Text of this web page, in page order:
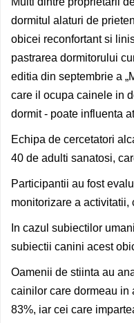
dormitul alaturi de
obicei reconfortant si
pastrarea dormitorului
editia din septembrie a
care il ocupa cainele in
dormit - poate influenta
Echipa de cercetatori
40 de adulti sanatosi,
Participantii au fost
monitorizare a activitatii,
In cazul subiectilor
subiectii canini acest
Oamenii de stiinta au
cainilor care dormeau in
83%, iar cei care